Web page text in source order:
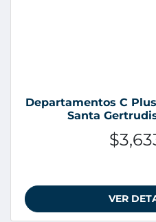
Departamentos C
Santa
VER